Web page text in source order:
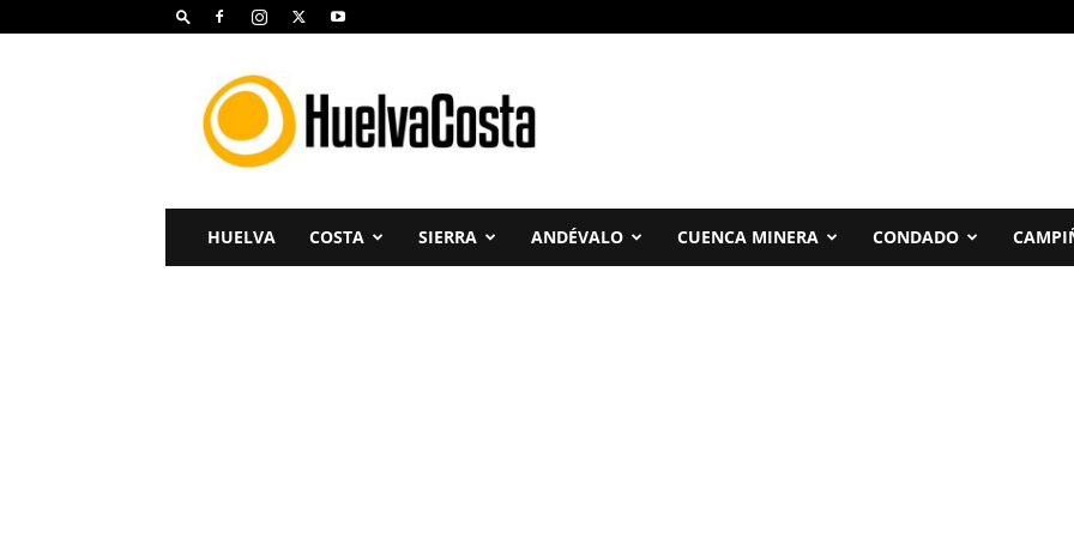
Huelva
Costa
HUELVA COSTA SIERRA ANDÉVALO CUENCA MINERA CONDADO